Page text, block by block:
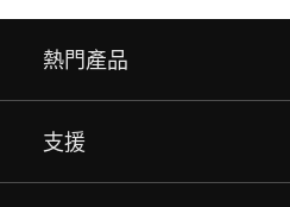
熱門產品
支援